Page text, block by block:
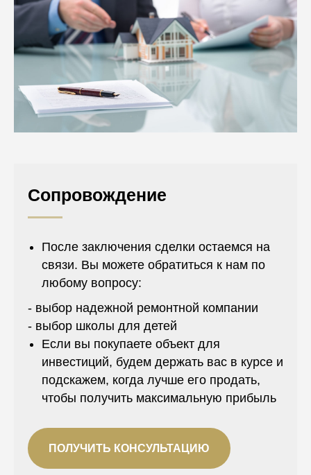
Сопровождение
После заключения сделки остаемся на
связи. Вы можете обратиться к нам по
любому вопросу:
- выбор надежной ремонтной компании
- выбор школы для детей
Если вы покупаете объект для
инвестиций, будем держать вас в курсе и
подскажем, когда лучше его продать,
чтобы получить максимальную прибыль
ПОЛУЧИТЬ КОНСУЛЬТАЦИЮ